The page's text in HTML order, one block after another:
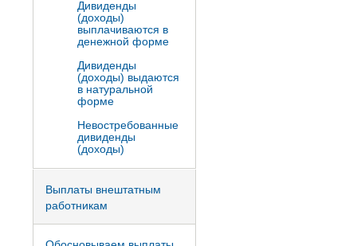
Дивиденды
(доходы)
выплачиваются в
денежной форме
Дивиденды
(доходы) выдаются
в натуральной
форме
Невостребованные
дивиденды
(доходы)
Выплаты внештатным
работникам